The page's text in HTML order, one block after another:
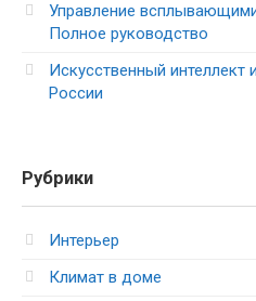
Управление
Полное руководство
Искусственный
России
Рубрики
Интерьер
Климат в доме